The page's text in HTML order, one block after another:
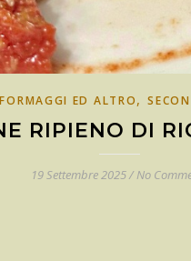
FORMAGGI ED ALTRO,
RIPIENO DI
19 Settembre 2025/ No